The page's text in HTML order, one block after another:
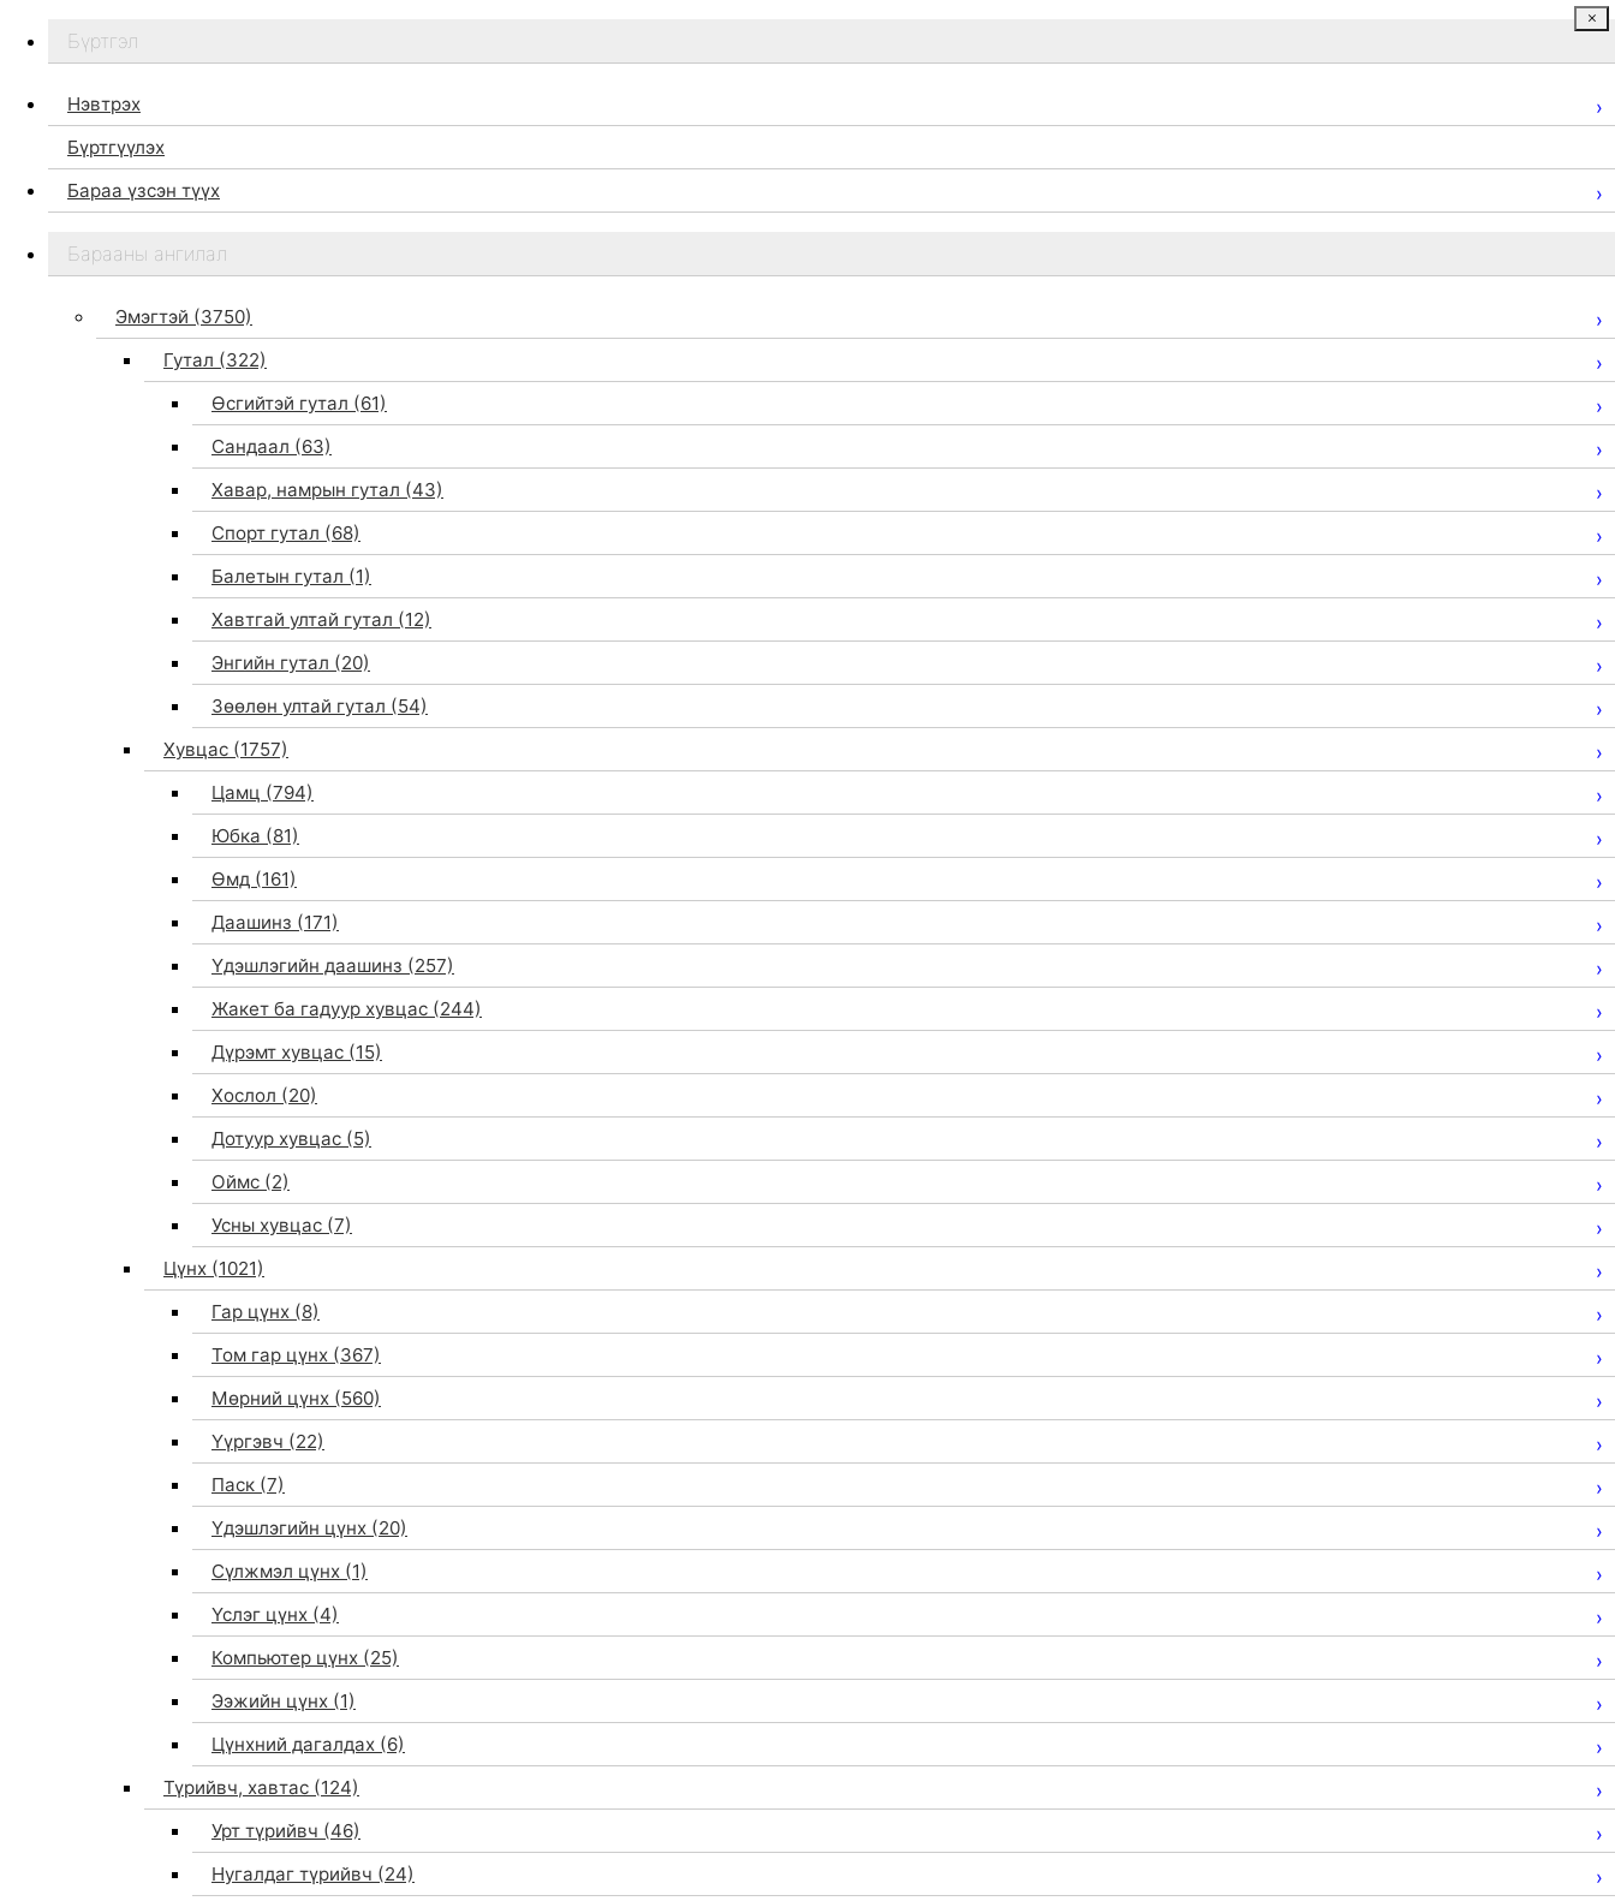
Бидний тухай
Дэлгүүр
Бүртгэл
Нэвтрэх
Бүртгүүлэх
Бараа үзсэн түүх
Барааны ангилал
Эмэгтэй (3750)
Гутал (322)
Өсгийтэй гутал (61)
Сандаал (63)
Хавар, намрын гутал (43)
Спорт гутал (68)
Балетын гутал (1)
Хавтгай ултай гутал (12)
Энгийн гутал (20)
Зөөлөн ултай гутал (54)
Хувцас (1757)
Цамц (794)
Юбка (81)
Өмд (161)
Даашинз (171)
Үдэшлэгийн даашинз (257)
Жакет ба гадуур хувцас (244)
Дүрэмт хувцас (15)
Хослол (20)
Дотуур хувцас (5)
Оймс (2)
Усны хувцас (7)
Цүнх (1021)
Гар цүнх (8)
Том гар цүнх (367)
Мөрний цүнх (560)
Үүргэвч (22)
Паск (7)
Үдэшлэгийн цүнх (20)
Сүлжмэл цүнх (1)
Үслэг цүнх (4)
Компьютер цүнх (25)
Ээжийн цүнх (1)
Цүнхний дагалдах (6)
Түрийвч, хавтас (124)
Урт түрийвч (46)
Нугалдаг түрийвч (24)